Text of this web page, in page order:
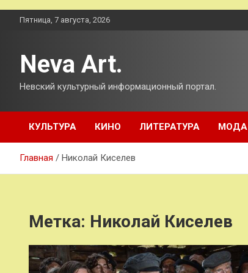
ПерейтиПятница, 7 августа, 2026
Neva Art.
Невский культурный информационный портал.
КУЛЬТУРА КИНО ЛИТЕРАТУРА МОДА
Главная Николай Киселев
Метка: Николай Киселев